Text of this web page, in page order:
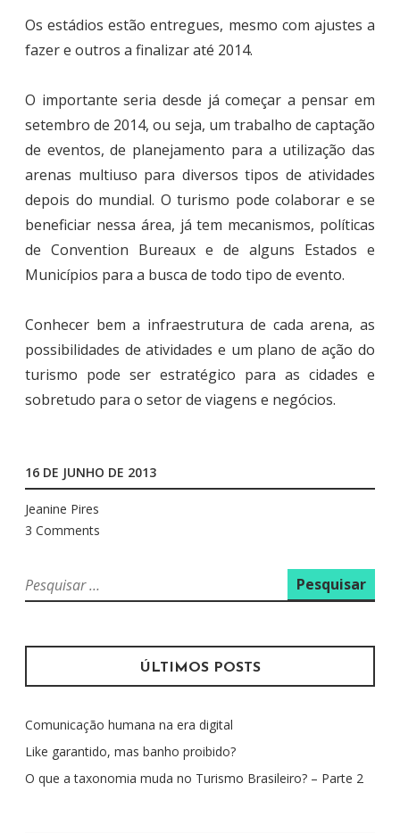
Os estádios estão entregues, mesmo com ajustes a
fazer e outros a finalizar até 2014.
O importante seria desde já começar a pensar em
setembro de 2014, ou seja, um trabalho de captação
de eventos, de planejamento para a utilização das
arenas multiuso para diversos tipos de atividades
depois do mundial. O turismo pode colaborar e se
beneficiar nessa área, já tem mecanismos, políticas
de Convention Bureaux e de alguns Estados e
Municípios para a busca de todo tipo de evento.
Conhecer bem a infraestrutura de cada arena, as
possibilidades de atividades e um plano de ação do
turismo pode ser estratégico para as cidades e
sobretudo para o setor de viagens e negócios.
16 DE JUNHO DE 2013
Jeanine Pires
3 Comments
P
e
q
i
a
r
p
ÚLTIMOS POSTS
Comunicação humana na era digital
Like garantido, mas banho proibido?
O que a taxonomia muda no Turismo Brasileiro? – Parte 2